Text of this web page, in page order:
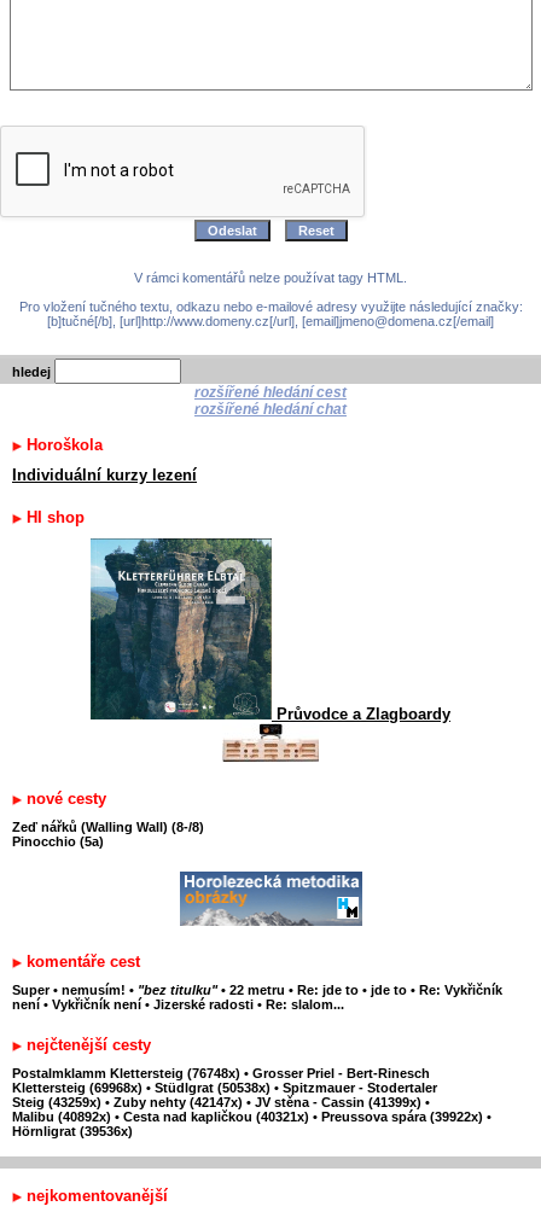
V rámci komentářů nelze používat tagy HTML.
Pro vložení tučného textu, odkazu nebo e-mailové adresy využijte následující značky:
[b]tučné[/b], [url]http://www.domeny.cz[/url], [email]jmeno@domena.cz[/email]
hledej
rozšířené hledání cest
rozšířené hledání chat
Horoškola
Individuální kurzy lezení
HI shop
Průvodce a Zlagboardy
nové cesty
Zeď nářků (Walling Wall) (8-/8)
Pinocchio (5a)
komentáře cest
Super • nemusím! • "bez titulku" • 22 metru • Re: jde to • jde to • Re: Vykřičník
není • Vykřičník není • Jizerské radosti • Re: slalom...
nejčtenější cesty
Postalmklamm Klettersteig (76748x) • Grosser Priel - Bert-Rinesch
Klettersteig (69968x) • Stüdlgrat (50538x) • Spitzmauer - Stodertaler
Steig (43259x) • Zuby nehty (42147x) • JV stěna - Cassin (41399x) •
Malibu (40892x) • Cesta nad kapličkou (40321x) • Preussova spára (39922x) •
Hörnligrat (39536x)
nejkomentovanější